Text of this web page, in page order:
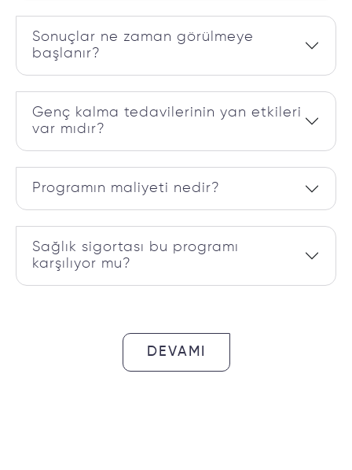
Sonuçlar ne zaman görülmeye
başlanır?
Genç kalma tedavilerinin yan etkileri
var mıdır?
Programın maliyeti nedir?
Sağlık sigortası bu programı
karşılıyor mu?
DEVAMI